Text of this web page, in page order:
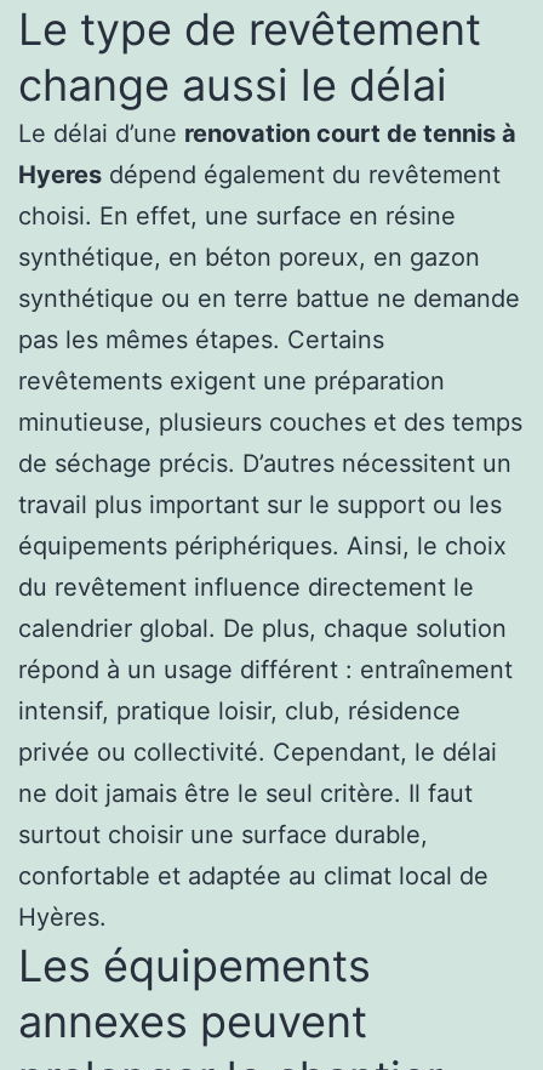
Le type de revêtement
change aussi le délai
Le délai d’une renovation court de tennis à
Hyeres dépend également du revêtement
choisi. En effet, une surface en résine
synthétique, en béton poreux, en gazon
synthétique ou en terre battue ne demande
pas les mêmes étapes. Certains
revêtements exigent une préparation
minutieuse, plusieurs couches et des temps
de séchage précis. D’autres nécessitent un
travail plus important sur le support ou les
équipements périphériques. Ainsi, le choix
du revêtement influence directement le
calendrier global. De plus, chaque solution
répond à un usage différent : entraînement
intensif, pratique loisir, club, résidence
privée ou collectivité. Cependant, le délai
ne doit jamais être le seul critère. Il faut
surtout choisir une surface durable,
confortable et adaptée au climat local de
Hyères.
Les équipements
annexes peuvent